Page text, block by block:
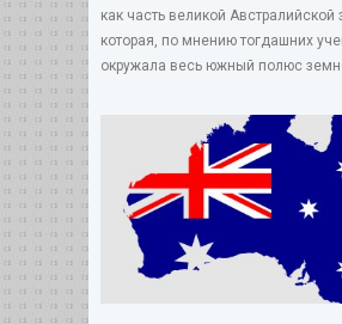
как часть великой Австралийской
которая, по мнению тогдашних
окружала весь южный полюс